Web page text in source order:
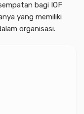
bagi IOF
yang memiliki
organisasi.